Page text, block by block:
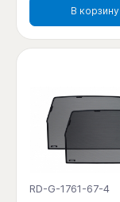
В корзину
RD-G-1761-67-4